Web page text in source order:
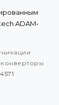
ADAM-